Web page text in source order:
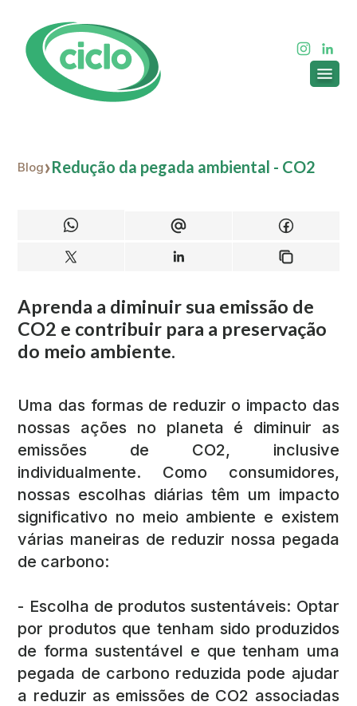
Blog Redução da pegada ambiental - CO2
Aprenda a diminuir sua emissão de
CO2 e contribuir para a preservação
do meio ambiente.
Uma das formas de reduzir o impacto das
nossas ações no planeta é diminuir as
emissões de CO2, inclusive
individualmente. Como consumidores,
nossas escolhas diárias têm um impacto
significativo no meio ambiente e existem
várias maneiras de reduzir nossa pegada
de carbono:
- Escolha de produtos sustentáveis: Optar
por produtos que tenham sido produzidos
de forma sustentável e que tenham uma
pegada de carbono reduzida pode ajudar
a reduzir as emissões de CO2 associadas